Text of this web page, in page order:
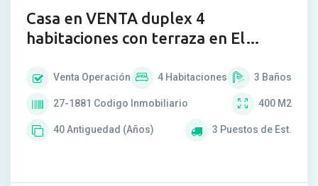
Casa en VENTA duplex 4
habitaciones con terraza en El
Venta Operación 4 Habitaciones 3 Baños
27-1881 Codigo Inmobiliario 400 M2
40Antiguedad (Años) 3 Puestos de Est.